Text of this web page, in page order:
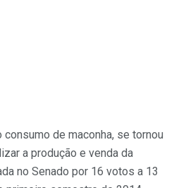
consumo de maconha, se tornou
a produção e venda da
no Senado por 16 votos a 13